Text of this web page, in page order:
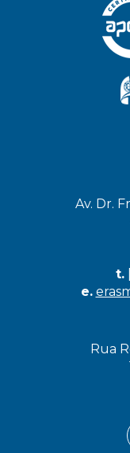
Av. Dr.
t.
e.
Rua